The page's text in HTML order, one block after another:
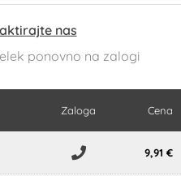
nas
ponovno na zalogi
Zaloga Cena
9,91 €